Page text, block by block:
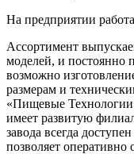
На предприятии
Ассортимент
моделей, и постоянно
возможно
размерам и
«Пищевые
имеет развитую
завода всегда
позволяет